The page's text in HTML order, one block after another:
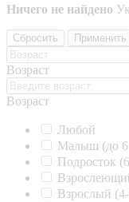
Ничего не найдено
Сбросить Применить
Возраст
Возраст
Любой
Малыш (до 6
Подросток
Взрослый